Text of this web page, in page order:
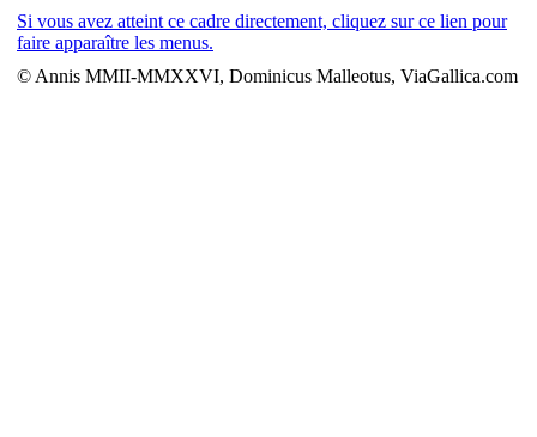
Si vous avez atteint ce cadre directement, cliquez sur ce lien pour
faire apparaître les menus.
© Annis MMII-MMXXVI, Dominicus Malleotus, ViaGallica.com